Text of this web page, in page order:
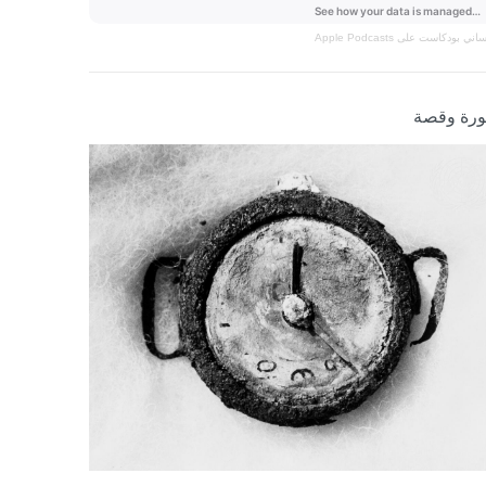
بودكاست على Apple Podcasts
وقصة